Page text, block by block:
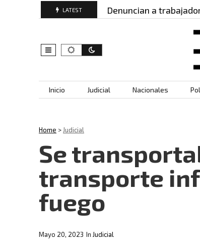
LATEST
este es… Denuncian a trabajador
Skip to content
Inicio Judicial Nacionales
Home >Judicial
Se
transporte
fuego
In Judicial
Mayo 20, 2023